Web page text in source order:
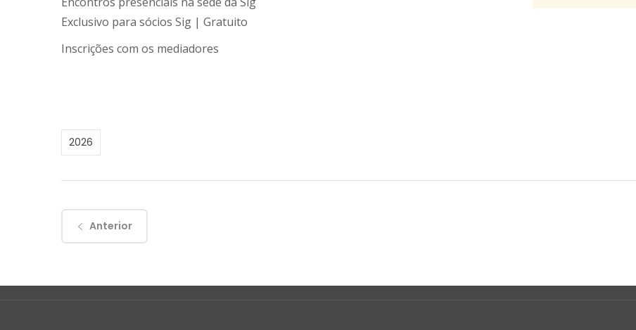
Exclusivo para sócios Sig | Gratuito
Inscrições com os mediadores
2026
Anterior